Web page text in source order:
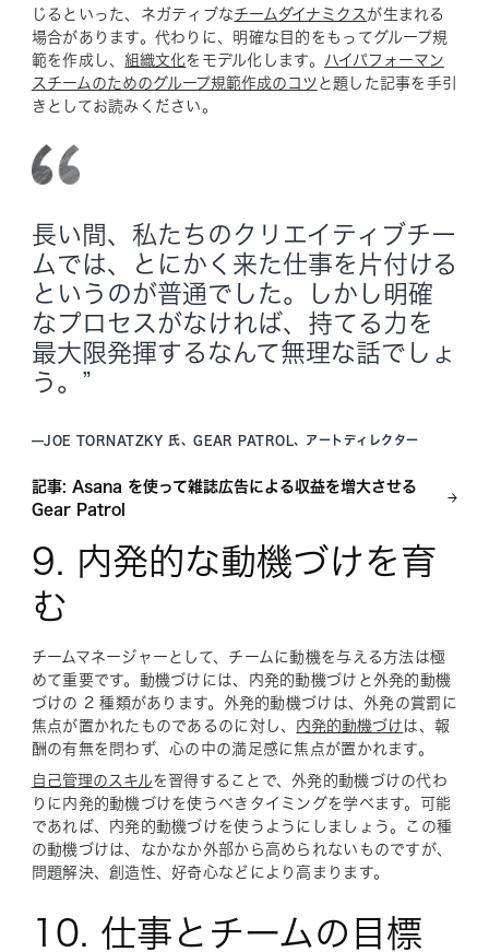
じるといった、ネガティブなチームダイナミクス が生まれる
場合があります。代わりに、明確な目的をもってグループ規
範を作成し、 組織文化をモデル化します。 ハイパフォーマン
スチームのためのグループ規範作成のコツ と題した記事を手引
きとしてお読みください。
長い間、私たちのクリエイティブチー
ムでは、とにかく来た仕事を片付ける
というのが普通でした。しかし明確
なプロセスがなければ、持てる力を
最大限発揮するなんて無理な話でしょ
う。”
— JOE TORNATZKY 氏、GEAR PATROL、アートディレクター
記事: Asana を使って雑誌広告による収益を増大させる
Gear Patrol
9. 内発的な動機づけを育
む
チームマネージャーとして、チームに動機を与える方法は極
めて重要です。動機づけには、内発的動機づけと外発的動機
づけの 2 種類があります。外発的動機づけは、外発の賞罰に
焦点が置かれたものであるのに対し、 内発的動機づけは、報
酬の有無を問わず、心の中の満足感に焦点が置かれます。
自己管理のスキルを習得することで、外発的動機づけの代わ
りに内発的動機づけを使うべきタイミングを学べます。可能
であれば、内発的動機づけを使うようにしましょう。この種
の動機づけは、なかなか外部から高められないものですが、
問題解決、創造性、好奇心などにより高まります。
10. 仕事とチームの目標